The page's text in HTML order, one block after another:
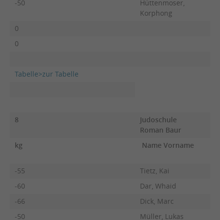
-50
Hüttenmoser,
Korphong
0
0
Tabelle>zur Tabelle
8
Judoschule
Roman Baur
kg
Name Vorname
-55
Tietz, Kai
-60
Dar, Whaid
-66
Dick, Marc
-50
Müller, Lukas